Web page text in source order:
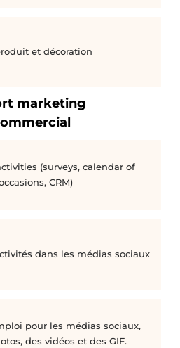
et décoration
marketing
(surveys, calendar of
CRM)
dans les médias sociaux
pour les médias sociaux,
des vidéos et des GIF.